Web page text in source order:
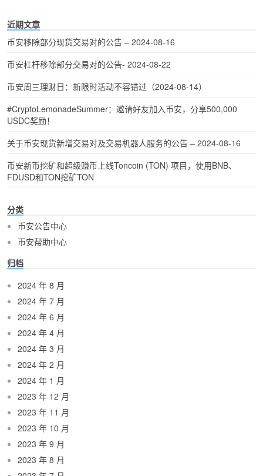
近期文章
币安移除部分现货交易对的公告 – 2024-08-16
币安杠杆移除部分交易对的公告- 2024-08-22
币安周三理财日：新限时活动不容错过（2024-08-14）
#CryptoLemonadeSummer：邀请好友加入币安，分享500,000
USDC奖励！
关于币安现货新增交易对及交易机器人服务的公告 – 2024-08-16
币安新币挖矿和超级赚币上线Toncoin (TON) 项目，使用BNB、
FDUSD和TON挖矿TON
分类
币安公告中心
币安帮助中心
归档
2024 年 8 月
2024 年 7 月
2024 年 6 月
2024 年 4 月
2024 年 3 月
2024 年 2 月
2024 年 1 月
2023 年 12 月
2023 年 11 月
2023 年 10 月
2023 年 9 月
2023 年 8 月